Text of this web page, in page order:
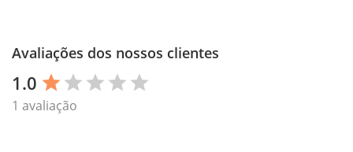
Avaliações dos nossos clientes
1.0 star star star star star
1 avaliação